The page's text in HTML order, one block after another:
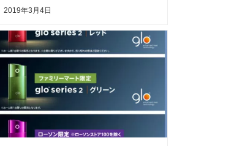
2019年3月4日